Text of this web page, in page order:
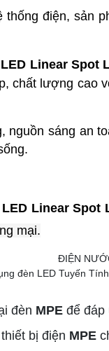
điện, sản
Linear Spot
chất lượng
sáng an
Linear Spot
mại.
đèn LED Tuyến
đèn MPE để đáp
bị điện MPE